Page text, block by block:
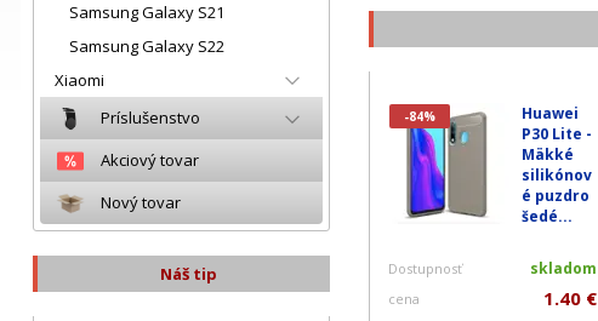
Samsung Galaxy S21
Samsung Galaxy S22
Xiaomi
Príslušenstvo
Akciový tovar
Nový tovar
Náš tip
-84%
Huawei
P30 Lite -
Mäkké
silikónov
é puzdro
šedé...
Dostupnosť skladom
cena 1.40 €